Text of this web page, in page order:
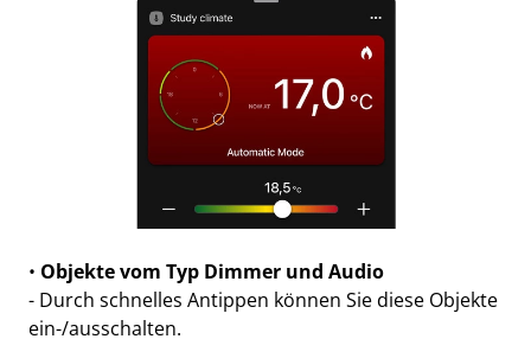
• Objekte vom Typ Dimmer und Audio
- Durch schnelles Antippen können Sie diese Objekte
ein-/ausschalten.